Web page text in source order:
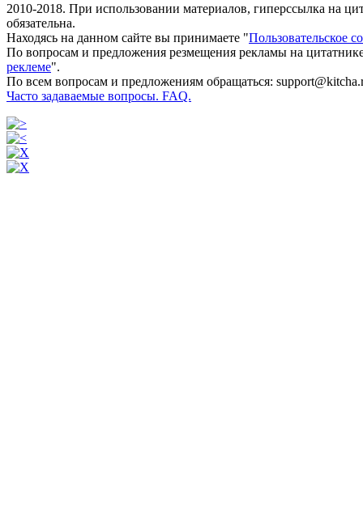
2010-2018. При использовании материалов, гиперссылка на
обязательна.
Находясь на данном сайте вы принимаете "Пользовательское
По вопросам и предложения резмещения рекламы на
реклеме".
По всем вопросам и предложениям обращаться:
Часто задаваемые вопросы. FAQ.